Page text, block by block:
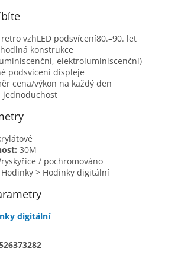
vzhLED podsvícení80.–90. let
konstrukce
elektroluminiscenční)
podsvícení displeje
cena/výkon na každý den
jednoduchost
30M
/ pochromováno
Hodinky > Hodinky digitální
digitální